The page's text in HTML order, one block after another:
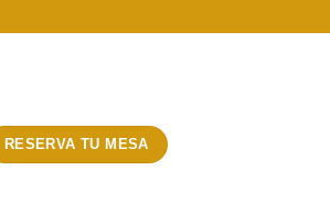
RESERVA TU MESA